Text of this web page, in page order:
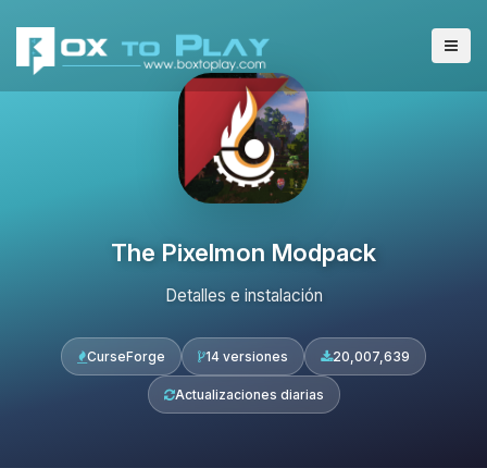
The Pixelmon Modpack
Detalles e instalación
CurseForge 14 versiones 20,007,639
Actualizaciones diarias